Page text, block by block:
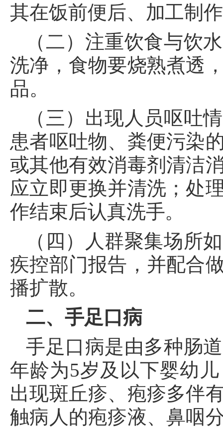
其在饭前便后、加工制
（二）注重饮食与饮
洗净，食物要烧熟煮透
品。
（三）出现人员呕吐
患者呕吐物、粪便污染
或其他有效消毒剂清洁
应立即更换并清洗；处
作结束后认真洗手。
（四）人群聚集场所
疾控部门报告，并配合
播扩散。
二、手足口病
手足口病是由多种肠
年龄为5岁及以下婴幼
出现斑丘疹、疱疹多伴
触病人的疱疹液、鼻咽